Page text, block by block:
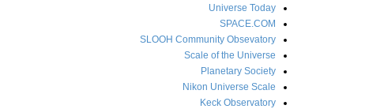
Universe Today
SPACE.COM
SLOOH Community Obsevatory
Scale of the Universe
Planetary Society
Nikon Universe Scale
Keck Observatory